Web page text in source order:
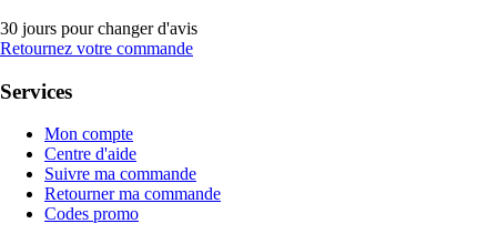
30 jours pour changer d'avis
Retournez votre commande
Services
Mon compte
Centre d'aide
Suivre ma commande
Retourner ma commande
Codes promo